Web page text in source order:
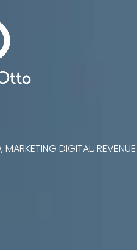
MARKETING DIGITAL,